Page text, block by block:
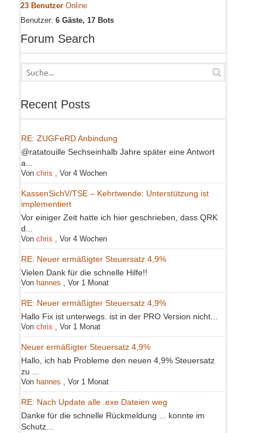
23 Benutzer Online
Benutzer: 6 Gäste, 17 Bots
Forum Search
Recent Posts
RE: ZUGFeRD Anbindung
@ratatouille Sechseinhalb Jahre später eine Antwort
a...
Von chris Vor 4 Wochen
KassenSichV/TSE – Kehrtwende: Unterstützung ist
implementiert
Vor einiger Zeit hatte ich hier geschrieben, dass QRK
d...
Von chris Vor 4 Wochen
RE: Neuer ermäßigter Steuersatz 4,9%
Vielen Dank für die schnelle Hilfe!!
Von hannes Vor 1 Monat
RE: Neuer ermäßigter Steuersatz 4,9%
Hallo Fix ist unterwegs. ist in der PRO Version nicht...
Von chris Vor 1 Monat
Neuer ermäßigter Steuersatz 4,9%
Hallo, ich hab Probleme den neuen 4,9% Steuersatz
zu ...
Von hannes Vor 1 Monat
RE: Nach Update alle .exe Dateien weg
Danke für die schnelle Rückmeldung ... konnte im
Schutz...